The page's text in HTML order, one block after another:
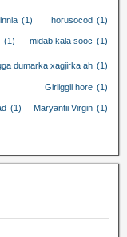
(1) horusocod (1)
(1) midab kala sooc (1)
dumarka xagjirka ah (1)
Giriiggii hore (1)
(1) Maryantii Virgin (1)